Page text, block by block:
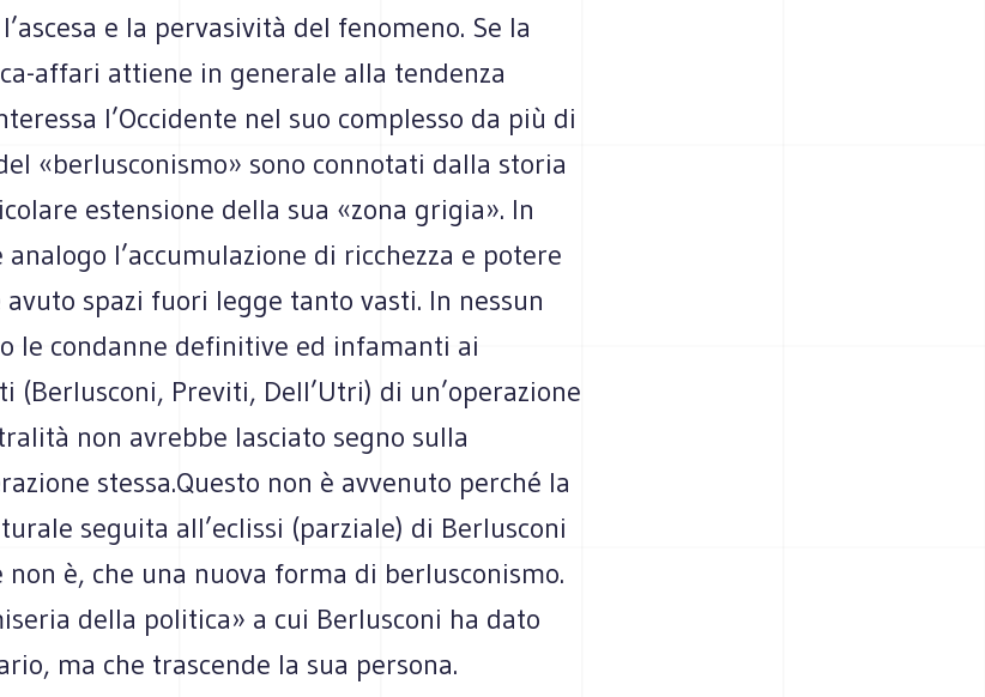
e la pervasività del fenomeno. Se la
affari attiene in generale alla tendenza
l’Occidente nel suo complesso da più di
«berlusconismo» sono connotati dalla storia
estensione della sua «zona grigia». In
l’accumulazione di ricchezza e potere
spazi fuori legge tanto vasti. In nessun
le condanne definitive ed infamanti ai
(Berlusconi, Previti, Dell’Utri) di un’operazione
non avrebbe lasciato segno sulla
stessa.Questo non è avvenuto perché la
seguita all’eclissi (parziale) di Berlusconi
è, che una nuova forma di berlusconismo.
della politica» a cui Berlusconi ha dato
ma che trascende la sua persona.